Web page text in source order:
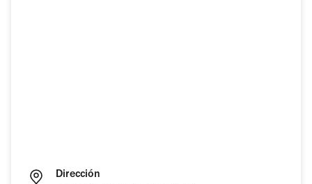
Dirección